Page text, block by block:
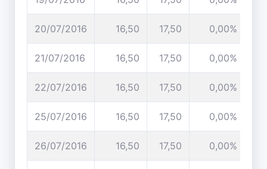
20/07/2016 16,50 17,50 0,00%
21/07/2016 16,50 17,50 0,00%
22/07/2016 16,50 17,50 0,00%
25/07/2016 16,50 17,50 0,00%
26/07/2016 16,50 17,50 0,00%